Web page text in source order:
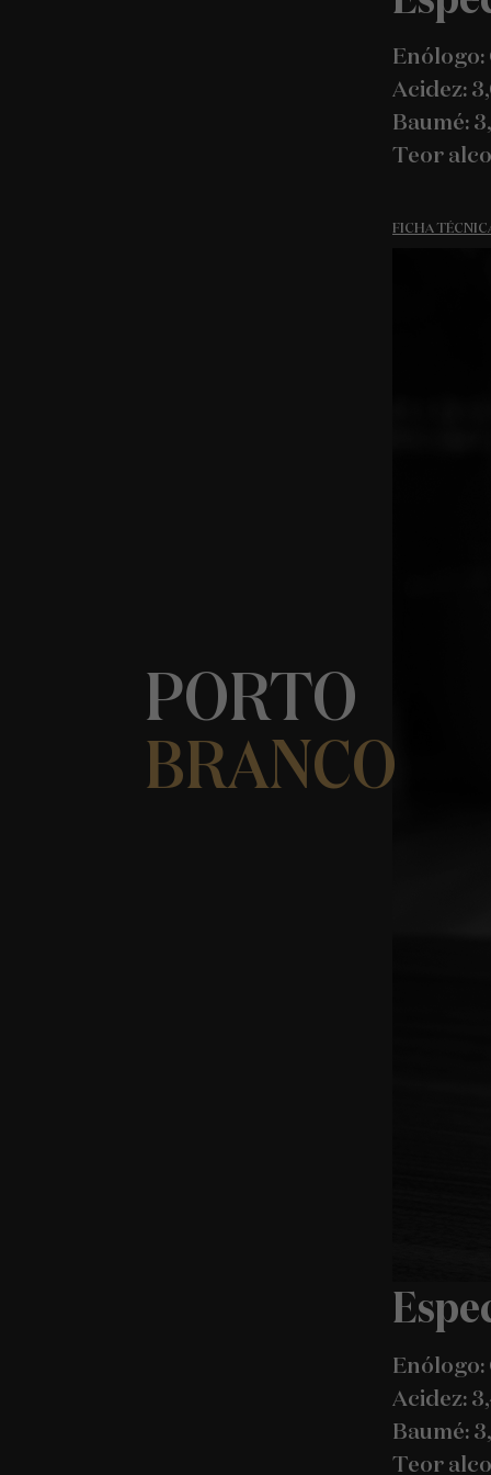
Acidez:
Baumé:
Teor
FICHA
PORTO
BRANCO
Acidez:
Baumé:
Teor